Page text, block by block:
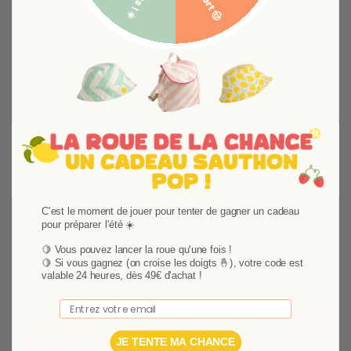
Bodies Blanc Bleu lot de 2 taille 1 mois
Blue Baleine
Le lot se compose de deux bodies mixtes manches
longues aux couleurs contrastées: un body blanc
avec colletage surpiqué en bleu et un body en
imprimé all-over ludique baleine.
21,19 €
matelas à
Ajouter au
Suivant
C'est le moment de jouer pour tenter de gagner un cadeau
pour préparer l'été ☀️
🍋 Vous pouvez lancer la roue qu'une fois !
🍋 Si vous gagnez (on croise les doigts 🤞), votre code est
valable 24 heures, dès 49€ d'achat !
Email
JE TENTE MA CHANCE